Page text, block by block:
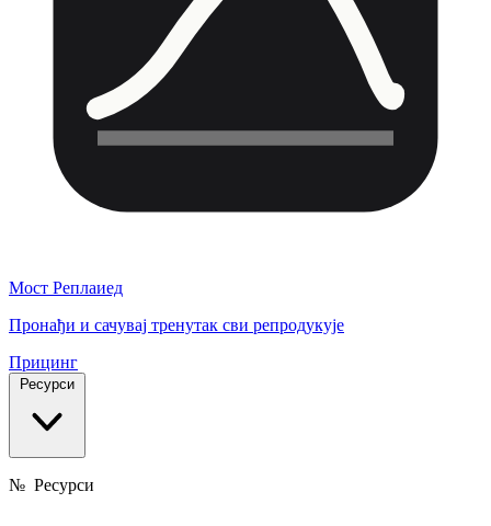
Мост Реплаиед
Пронађи и сачувај тренутак сви репродукује
Прицинг
Ресурси
№ Ресурси